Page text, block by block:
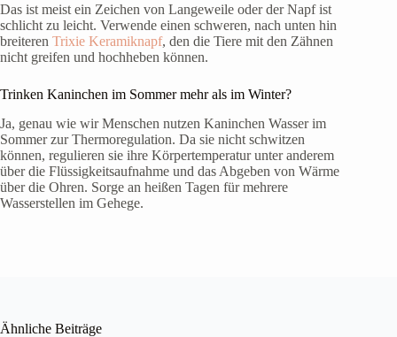
Das ist meist ein Zeichen von Langeweile oder der Napf ist
schlicht zu leicht. Verwende einen schweren, nach unten hin
breiteren Trixie Keramiknapf, den die Tiere mit den Zähnen
nicht greifen und hochheben können.
Trinken Kaninchen im Sommer mehr als im Winter?
Ja, genau wie wir Menschen nutzen Kaninchen Wasser im
Sommer zur Thermoregulation. Da sie nicht schwitzen
können, regulieren sie ihre Körpertemperatur unter anderem
über die Flüssigkeitsaufnahme und das Abgeben von Wärme
über die Ohren. Sorge an heißen Tagen für mehrere
Wasserstellen im Gehege.
Ähnliche Beiträge